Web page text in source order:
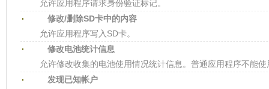
允许应用程序请求身份验证标记。
修改/删除SD卡中的内容
允许应用程序写入SD卡。
修改电池统计信息
允许修改收集的电池使用情况统计信息。普通应用程序不能
发现已知帐户